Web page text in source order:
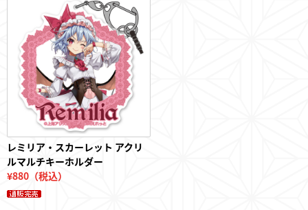
レミリア・スカーレット アクリ
ルマルチキーホルダー
¥880（税込）